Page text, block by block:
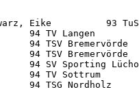
Eike          93 TuS
94 TV Langen
94 TSV Bremervörde
94 TSV Bremervörde
94 SV Sporting
94 TV Sottrum
94 TSG Nordholz